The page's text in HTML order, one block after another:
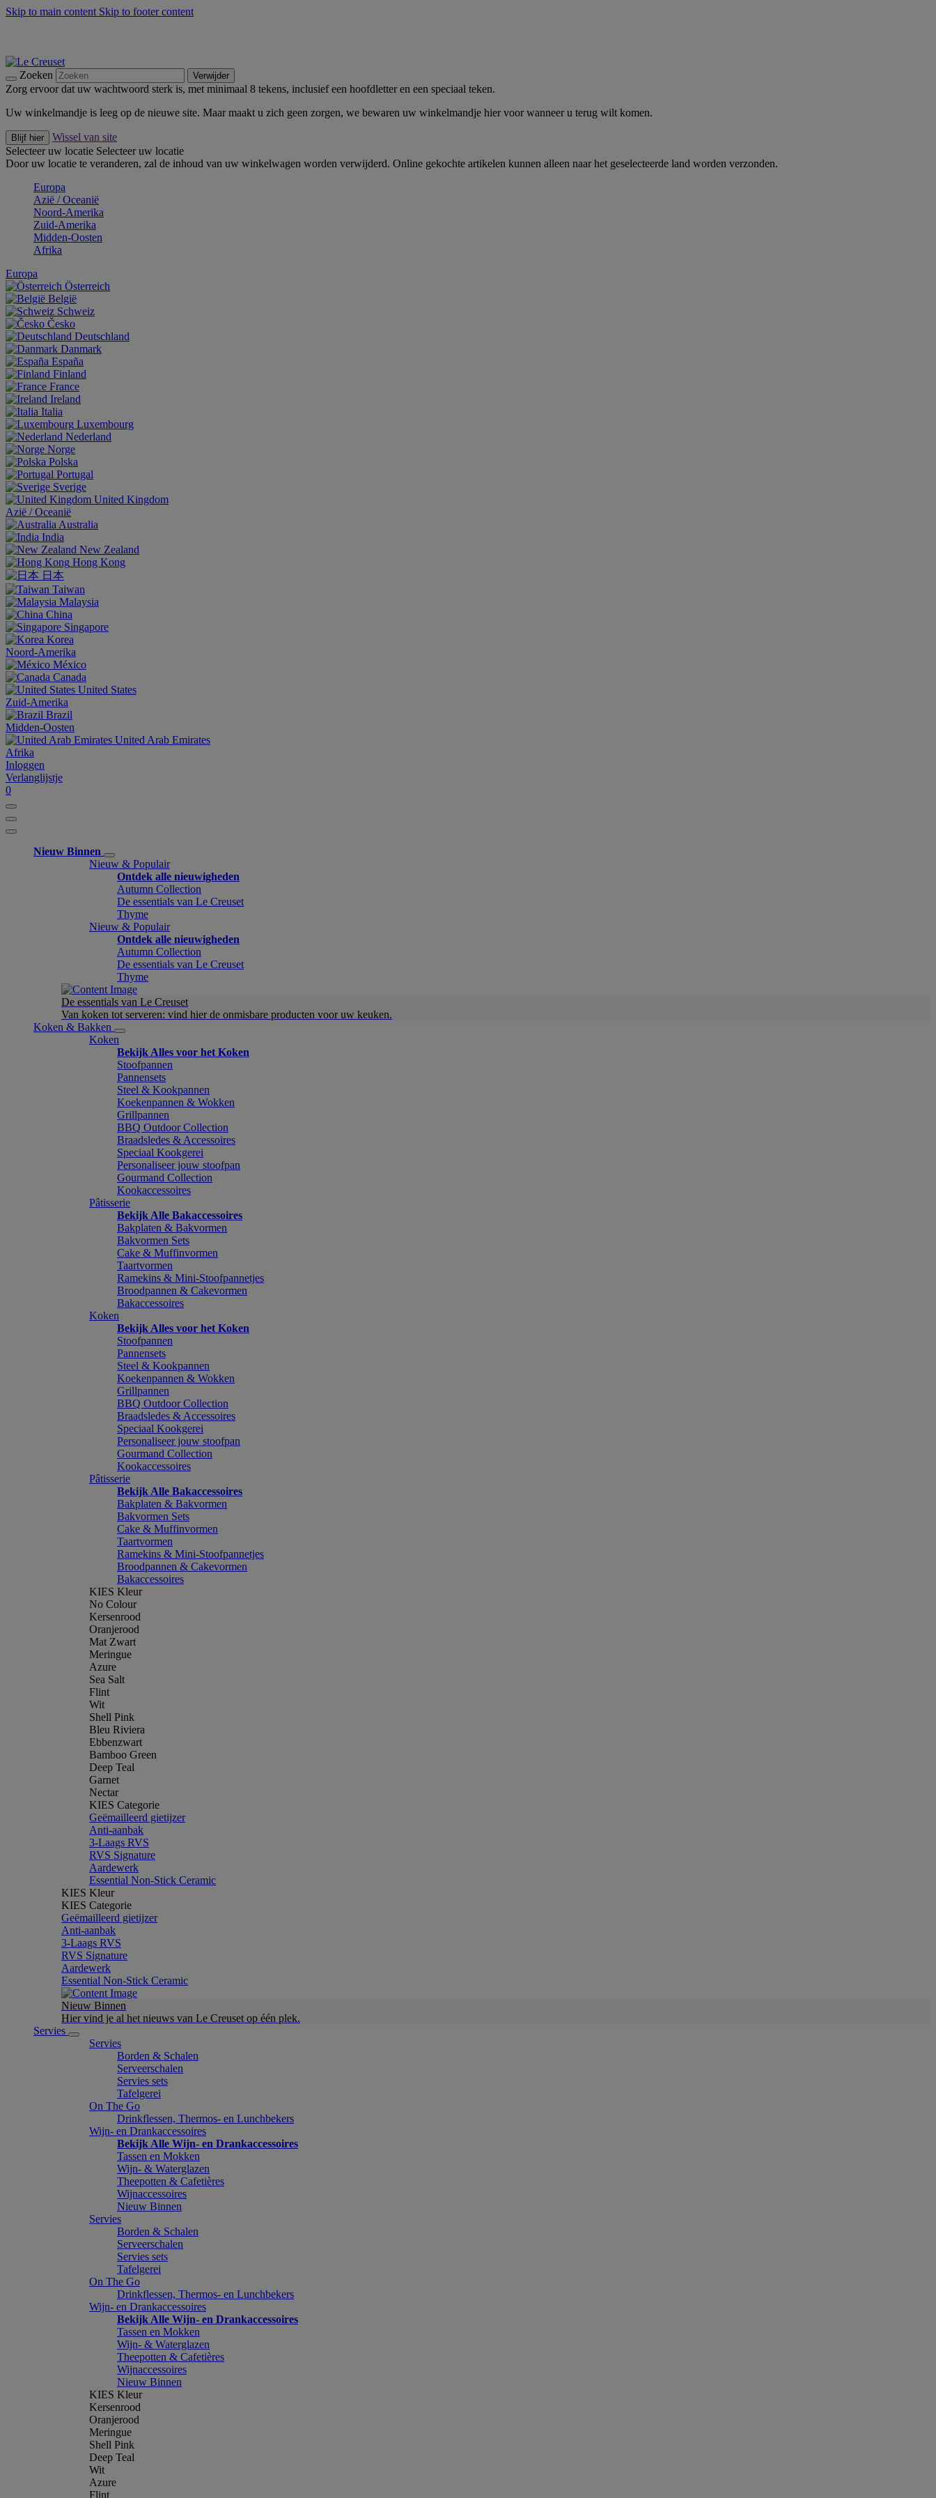
Skip to main content Skip to footer content
Zoeken Verwijder
Zorg ervoor dat uw wachtwoord sterk is, met minimaal 8 tekens, inclusief een hoofdletter en een speciaal teken.
Uw winkelmandje is leeg op de nieuwe site. Maar maakt u zich geen zorgen, we bewaren uw winkelmandje hier voor wanneer u terug wilt komen.
Blijf hier
Wissel van site
Selecteer uw locatie Selecteer uw locatie
Door uw locatie te veranderen, zal de inhoud van uw winkelwagen worden verwijderd. Online gekochte artikelen kunnen alleen naar het geselecteerde land worden verzonden.
Europa
Aziё / Oceaniё
Noord-Amerika
Zuid-Amerika
Midden-Oosten
Afrika
Europa
Österreich
België
Schweiz
Česko
Deutschland
Danmark
España
Finland
France
Ireland
Italia
Luxembourg
Nederland
Norge
Polska
Portugal
Sverige
United Kingdom
Aziё / Oceaniё
Australia
India
New Zealand
Hong Kong
日本
Taiwan
Malaysia
China
Singapore
Korea
Noord-Amerika
México
Canada
United States
Zuid-Amerika
Brazil
Midden-Oosten
United Arab Emirates
Afrika
Inloggen
Verlanglijstje
0
Nieuw Binnen
Nieuw & Populair
Ontdek alle nieuwigheden
Autumn Collection
De essentials van Le Creuset
Thyme
Nieuw & Populair
Ontdek alle nieuwigheden
Autumn Collection
De essentials van Le Creuset
Thyme
De essentials van Le Creuset
Van koken tot serveren: vind hier de onmisbare producten voor uw keuken.
Koken & Bakken
Koken
Bekijk Alles voor het Koken
Stoofpannen
Pannensets
Steel & Kookpannen
Koekenpannen & Wokken
Grillpannen
BBQ Outdoor Collection
Braadsledes & Accessoires
Speciaal Kookgerei
Personaliseer jouw stoofpan
Gourmand Collection
Kookaccessoires
Pâtisserie
Bekijk Alle Bakaccessoires
Bakplaten & Bakvormen
Bakvormen Sets
Cake & Muffinvormen
Taartvormen
Ramekins & Mini-Stoofpannetjes
Broodpannen & Cakevormen
Bakaccessoires
Koken
Bekijk Alles voor het Koken
Stoofpannen
Pannensets
Steel & Kookpannen
Koekenpannen & Wokken
Grillpannen
BBQ Outdoor Collection
Braadsledes & Accessoires
Speciaal Kookgerei
Personaliseer jouw stoofpan
Gourmand Collection
Kookaccessoires
Pâtisserie
Bekijk Alle Bakaccessoires
Bakplaten & Bakvormen
Bakvormen Sets
Cake & Muffinvormen
Taartvormen
Ramekins & Mini-Stoofpannetjes
Broodpannen & Cakevormen
Bakaccessoires
KIES Kleur
No Colour
Kersenrood
Oranjerood
Mat Zwart
Meringue
Azure
Sea Salt
Flint
Wit
Shell Pink
Bleu Riviera
Ebbenzwart
Bamboo Green
Deep Teal
Garnet
Nectar
KIES Categorie
Geëmailleerd gietijzer
Anti-aanbak
3-Laags RVS
RVS Signature
Aardewerk
Essential Non-Stick Ceramic
KIES Kleur
KIES Categorie
Geëmailleerd gietijzer
Anti-aanbak
3-Laags RVS
RVS Signature
Aardewerk
Essential Non-Stick Ceramic
Nieuw Binnen
Hier vind je al het nieuws van Le Creuset op één plek.
Servies
Servies
Borden & Schalen
Serveerschalen
Servies sets
Tafelgerei
On The Go
Drinkflessen, Thermos- en Lunchbekers
Wijn- en Drankaccessoires
Bekijk Alle Wijn- en Drankaccessoires
Tassen en Mokken
Wijn- & Waterglazen
Theepotten & Cafetières
Wijnaccessoires
Nieuw Binnen
Servies
Borden & Schalen
Serveerschalen
Servies sets
Tafelgerei
On The Go
Drinkflessen, Thermos- en Lunchbekers
Wijn- en Drankaccessoires
Bekijk Alle Wijn- en Drankaccessoires
Tassen en Mokken
Wijn- & Waterglazen
Theepotten & Cafetières
Wijnaccessoires
Nieuw Binnen
KIES Kleur
Kersenrood
Oranjerood
Meringue
Shell Pink
Deep Teal
Wit
Azure
Flint